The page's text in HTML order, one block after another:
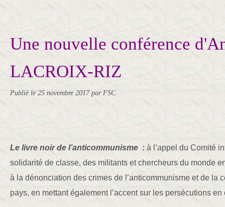
Une nouvelle conférence
LACROIX-RIZ
Publié le 25 novembre 2017par FSC
Le livre noir de l’anticommunisme : à l’appel du Comité
solidarité de classe, des militants et chercheurs du monde
à la dénonciation des crimes de l’anticommunisme et de la
pays, en mettant également l’accent sur les persécutions en